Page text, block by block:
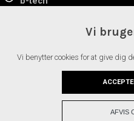
Referencer
Vi
Vi benytter cookies for at give dig
AFVIS